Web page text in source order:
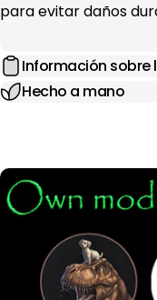
para evitar daños
Información sobre
Hecho a mano